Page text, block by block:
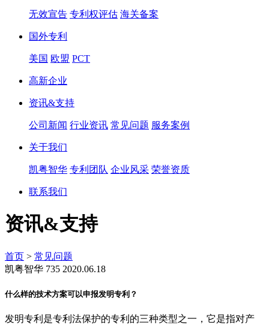
无效宣告 专利权评估 海关备案
国外专利
美国 欧盟 PCT
高新企业
资讯&支持
公司新闻 行业资讯 常见问题 服务案例
关于我们
凯粤智华 专利团队 企业风采 荣誉资质
联系我们
资讯&支持
首页 > 常见问题
凯粤智华 735 2020.06.18
什么样的技术方案可以申报发明专利？
发明专利是专利法保护的专利的三种类型之一，它是指对产